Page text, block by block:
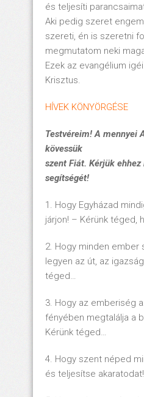
és teljesíti
Aki pedig szeret
szereti, én is szeretni
megmutatom neki
Ezek az evangélium
Krisztus.
HÍVEK KÖNYÖRGÉSE
Testvéreim! A mennyei
kövessük
szent Fiát. Kérjük
segítségét!
1. Hogy Egyházad
járjon! – Kérünk téged,
2. Hogy minden ember
legyen az út, az
téged…
3. Hogy az emberiség
fényében megtalálja a
Kérünk téged…
4. Hogy szent néped
és teljesítse